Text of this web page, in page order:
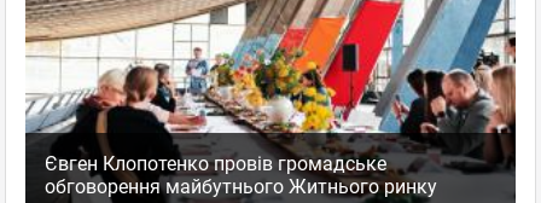
Євген Клопотенко провів громадське
обговорення майбутнього Житнього ринку